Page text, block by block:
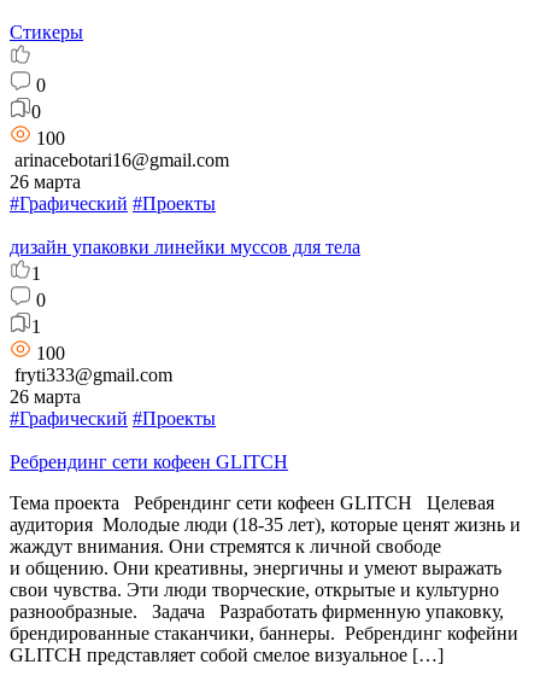
Стикеры
0
0
100
arinacebotari16@gmail.com
26 марта
#Графический #Проекты
дизайн упаковки линейки муссов для тела
1
0
1
100
fryti333@gmail.com
26 марта
#Графический #Проекты
Ребрендинг сети кофеен GLITCH
Тема проекта Ребрендинг сети кофеен GLITCH Целевая
аудитория Молодые люди (18-35 лет), которые ценят жизнь и
жаждут внимания. Они стремятся к личной свободе
и общению. Они креативны, энергичны и умеют выражать
свои чувства. Эти люди творческие, открытые и культурно
разнообразные. Задача Разработать фирменную упаковку,
брендированные стаканчики, баннеры. Ребрендинг кофейни
GLITCH представляет собой смелое визуальное […]